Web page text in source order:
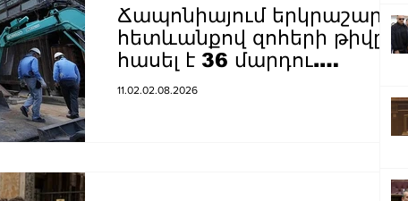
Ճապոնիայում երկրաշարժի
հետևանքով զոհերի թիվը
հասել է 36 մարդու.
իրավիճակը բարդացնում է
11.02.02.08.2026